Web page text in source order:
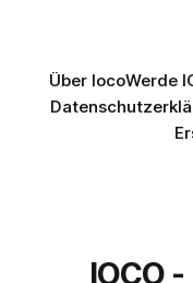
gemeinsam, dass
Über IocoWerde
IOCO